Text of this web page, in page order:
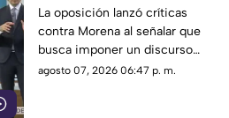
debate político
La oposición lanzó críticas
contra Morena al señalar que
busca imponer un discurso
único y limitar las voces que
agosto 07, 2026 06:47 p. m.